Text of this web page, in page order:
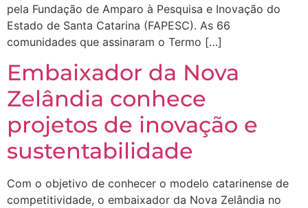
pela Fundação de Amparo à Pesquisa e Inovação do
Estado de Santa Catarina (FAPESC). As 66
comunidades que assinaram o Termo […]
Embaixador da Nova
Zelândia conhece
projetos de inovação e
sustentabilidade
Com o objetivo de conhecer o modelo catarinense de
competitividade, o embaixador da Nova Zelândia no